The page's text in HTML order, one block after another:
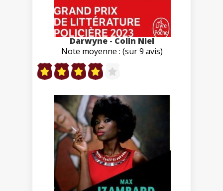
Darwyne - Colin Niel
Note moyenne : (sur 9 avis)